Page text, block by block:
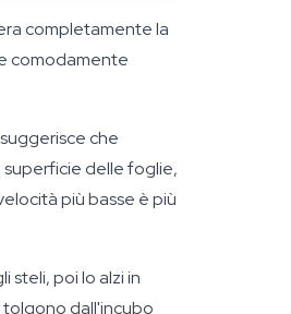
completamente la
comodamente
che
superficie delle foglie,
più basse è più
steli, poi lo alzi in
tolgono dall'incubo